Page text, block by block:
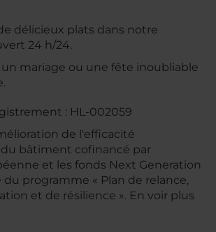
délicieux plats dans notre
24 h/24.
un mariage ou une fête inoubliable
: HL-002059
de l'efficacité
bâtiment cofinancé par
et les fonds Next Generation
du programme « Plan de relance,
et de résilience ». En voir plus